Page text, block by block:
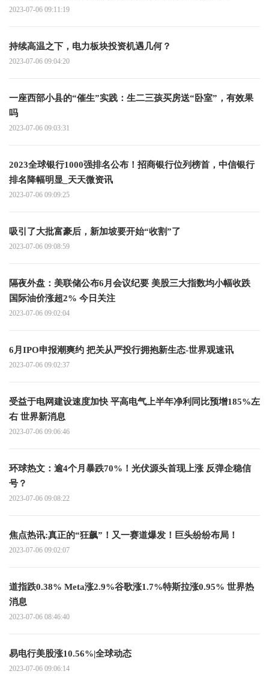
2023-07-06 09:11:19
持续高温之下，电力板块投资机遇几何？
2023-07-06 09:04:20
一座西部小县的“催生”实践：生二三孩买房送“卧室”，有效果
吗
2023-07-06 09:03:31
2023全球银行1000强排名公布！招商银行位列榜首，中信银行
排名降幅明显_天天微资讯
2023-07-06 09:09:25
吸引了大批富豪后，新加坡要开始“收割”了
2023-07-06 09:08:59
隔夜外盘：美联储公布6月会议纪要 美股三大指数均小幅收跌
国际油价涨超2% 今日关注
2023-07-06 09:02:04
6月IPO申报潮爽约 把关从严投行拥抱新生态-世界观速讯
2023-07-06 09:02:37
受益于电网建设速度加快 平高电气上半年净利同比预增185%左
右 世界新消息
2023-07-06 09:06:46
环球热文：逾4个月暴跌70%！光伏源头首现上涨 反弹企稳信
号？
2023-07-06 09:08:22
焦点热讯:真正的“狂飙”！又一赛道爆发！巨头纷纷布局！
2023-07-06 09:02:07
道指跌0.38% Meta涨2.9%谷歌涨1.7%特斯拉涨0.95% 世界热
消息
2023-07-06 08:46:40
易电行美股涨10.56%|全球动态
2023-07-06 09:06:14